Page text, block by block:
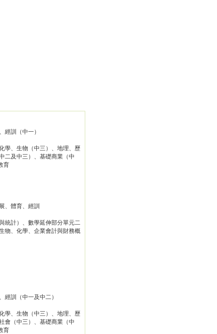
經訓（中一）
學、生物（中三）、地理、歷
二及中三）、基礎商業（中
育
、體育、經訓
統計）、數學延伸部分單元二
物、化學、企業會計與財務概
經訓（中一及中二）
學、生物（中三）、地理、歷
會（中三）、基礎商業（中
育